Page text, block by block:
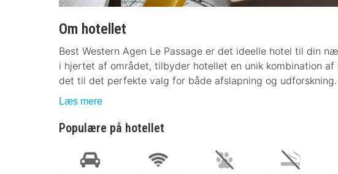
Om hotellet
Best Western Agen Le Passage er det ideelle hotel til din
i hjertet af området, tilbyder hotellet en unik kombination
det til det perfekte valg for både afslapning og udforskning.
Læs mere
Populære på hotellet